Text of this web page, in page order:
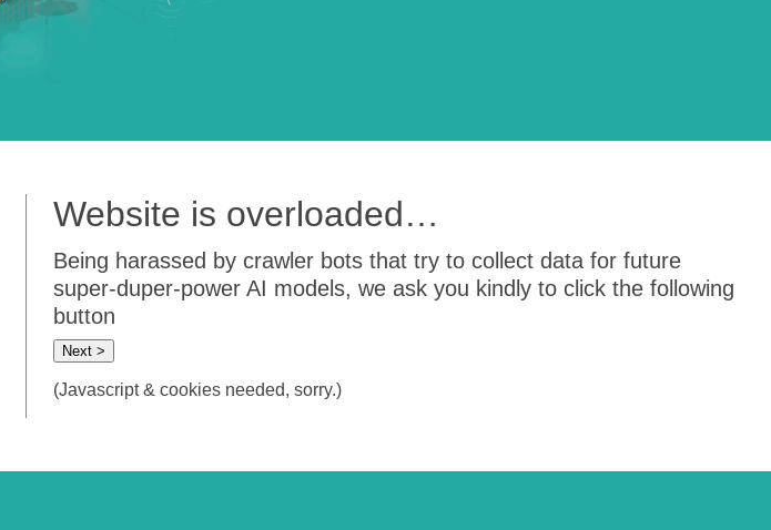
Website is overloaded…
Being harassed by crawler bots that try to collect data for future
super-duper-power AI models, we ask you kindly to click the following
button
Next >
(Javascript & cookies needed, sorry.)